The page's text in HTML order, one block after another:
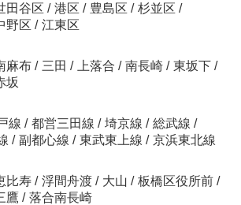
田谷区 / 港区 / 豊島区 / 杉並区 /
野区 / 江東区
麻布 / 三田 / 上落合 / 南長崎 / 東坂下 /
坂
線 / 都営三田線 / 埼京線 / 総武線 /
/ 副都心線 / 東武東上線 / 京浜東北線
比寿 / 浮間舟渡 / 大山 / 板橋区役所前 /
鷹 / 落合南長崎